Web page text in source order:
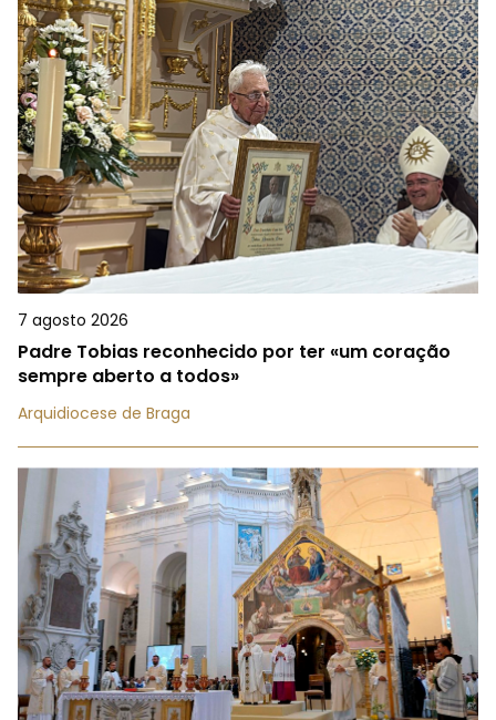
7 agosto 2026
Padre Tobias reconhecido por ter «um coração
sempre aberto a todos»
Arquidiocese de Braga